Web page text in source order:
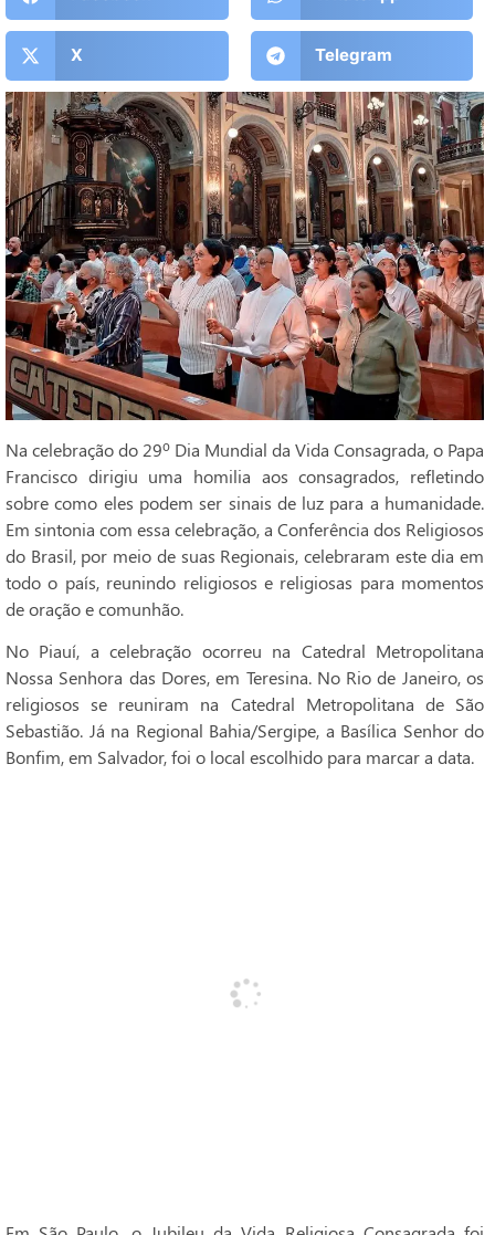
X Telegram
Na celebração do 29º Dia Mundial da Vida Consagrada, o Papa
Francisco dirigiu uma homilia aos consagrados, refletindo
sobre como eles podem ser sinais de luz para a humanidade.
Em sintonia com essa celebração, a Conferência dos Religiosos
do Brasil, por meio de suas Regionais, celebraram este dia em
todo o país, reunindo religiosos e religiosas para momentos
de oração e comunhão.
No Piauí, a celebração ocorreu na Catedral Metropolitana
Nossa Senhora das Dores, em Teresina. No Rio de Janeiro, os
religiosos se reuniram na Catedral Metropolitana de São
Sebastião. Já na Regional Bahia/Sergipe, a Basílica Senhor do
Bonfim, em Salvador, foi o local escolhido para marcar a data.